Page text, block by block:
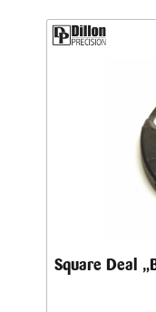
Square Deal